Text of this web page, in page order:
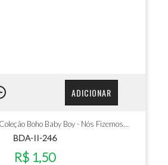
ADICIONAR
Boho Baby Boy - Nós Fizemos…
BDA-II-246
R$ 1,50